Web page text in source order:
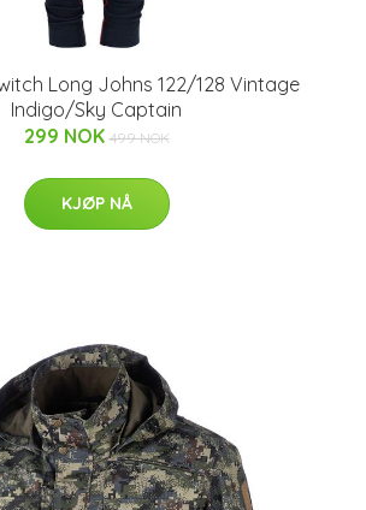
Long Johns 122/128 Vintage
Indigo/Sky Captain
299 NOK 499 NOK
KJØP NÅ